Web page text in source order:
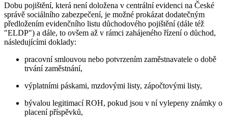
Dobu pojištění, která není doložena v centrální evidenci na České
správě sociálního zabezpečení, je možné prokázat dodatečným
předložením evidenčního listu důchodového pojištění (dále též
"ELDP") a dále, to ovšem až v rámci zahájeného řízení o důchod,
následujícími doklady:
pracovní smlouvou nebo potvrzením zaměstnavatele o době
trvání zaměstnání,
výplatními páskami, mzdovými listy, zápočtovými listy,
bývalou legitimací ROH, pokud jsou v ní vylepeny známky o
placení příspěvků,